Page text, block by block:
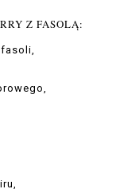
Z FASOLĄ: